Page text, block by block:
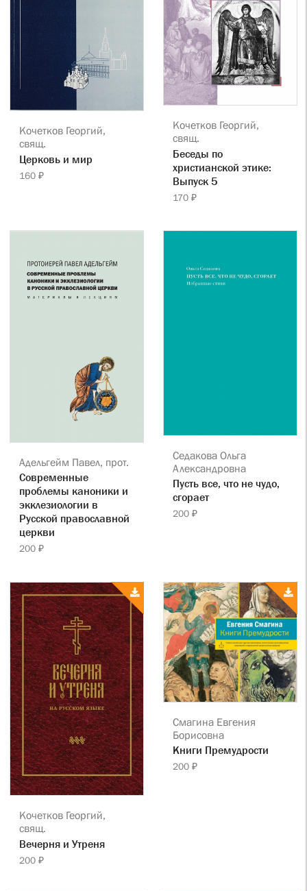
Кочетков Георгий,
свящ.
Церковь и мир
160 ₽
Кочетков Георгий,
свящ.
Беседы по
христианской этике:
Выпуск 5
170 ₽
Адельгейм Павел, прот.
Современные
проблемы каноники и
экклезиологии в
Русской православной
церкви
200 ₽
Седакова Ольга
Александровна
Пусть все, что не чудо,
сгорает
200 ₽
Кочетков Георгий,
свящ.
Вечерня и Утреня
200 ₽
Смагина Евгения
Борисовна
Книги Премудрости
200 ₽